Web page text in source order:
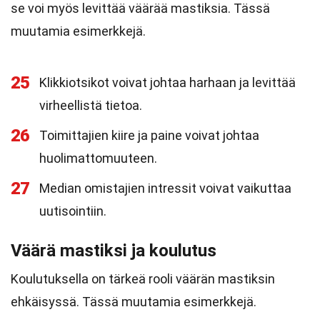
se voi myös levittää väärää mastiksia. Tässä
muutamia esimerkkejä.
25
Klikkiotsikot voivat johtaa harhaan ja levittää
virheellistä tietoa.
26
Toimittajien kiire ja paine voivat johtaa
huolimattomuuteen.
27
Median omistajien intressit voivat vaikuttaa
uutisointiin.
Väärä mastiksi ja koulutus
Koulutuksella on tärkeä rooli väärän mastiksin
ehkäisyssä. Tässä muutamia esimerkkejä.